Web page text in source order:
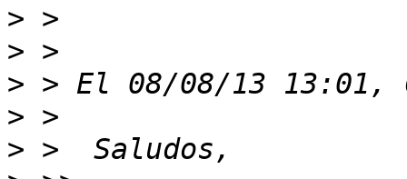
>
>
>
>
>